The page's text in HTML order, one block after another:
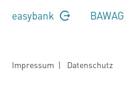
easybank BAWAG
Impressum | Datenschutz